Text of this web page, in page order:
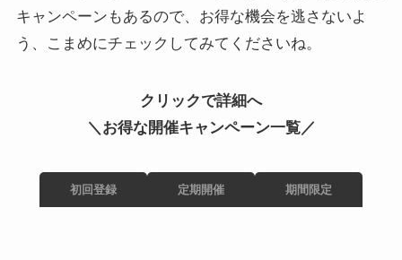
キャンペーンもあるので、お得な機会を逃さないよ
う、こまめにチェックしてみてくださいね。
クリックで詳細へ
＼お得な開催キャンペーン一覧／
初回登録 定期開催 期間限定